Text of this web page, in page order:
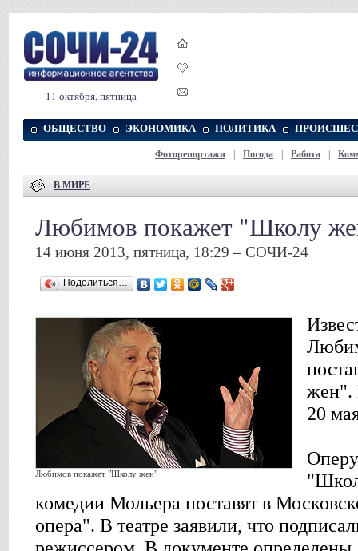
11 октября, пятница
ОБЩЕСТВО ЭКОНОМИКА ПОЛИТИКА
Фоторепортажи Погода Работа
В МИРЕ
Любимов покажет "Школу
14 июня 2013, пятница, 18:29 – СОЧИ-24
Поделиться…
Любимов покажет "Школу жен"
жен".
20
комедии Мольера поставят в
опера". В театре заявили, что